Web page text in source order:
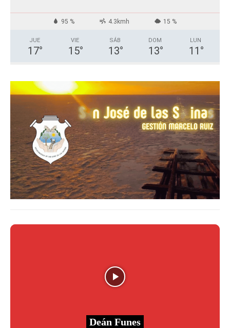
95 % 4.3kmh 15 %
JUE
17°
VIE
15°
SÁB
13°
DOM
13°
LUN
11 °
Deán Funes